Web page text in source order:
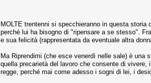
MOLTE trentenni si specchieranno in questa
perché lui ha bisogno di "ripensare a se stesso".
e sua felicità (rappresentata da eventuale altra
Ma Riprendimi (che esce venerdì nelle sale) è una
quella precarietà del lavoro che consente di
regge, perché mai come adesso i sogni di lei, i